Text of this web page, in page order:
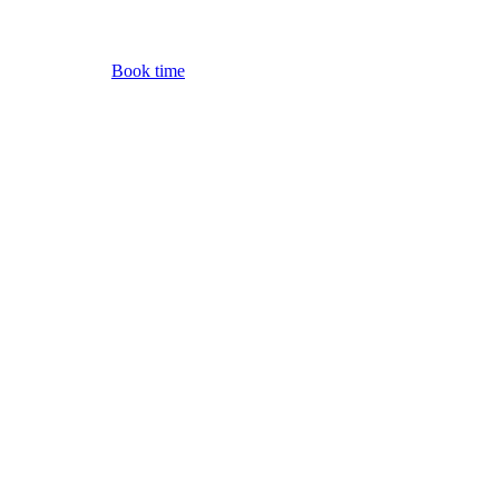
Book time